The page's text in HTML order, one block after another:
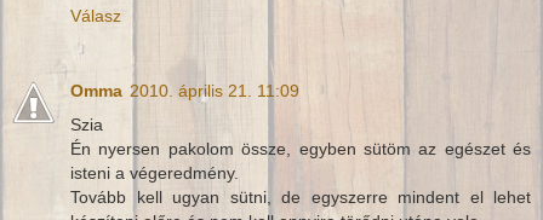
Válasz
Omma 2010. április 21. 11:09
Szia
Én nyersen pakolom össze, egyben sütöm az egészet és
isteni a végeredmény.
Tovább kell ugyan sütni, de egyszerre mindent el lehet